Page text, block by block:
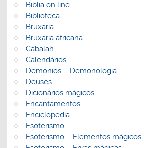
Biblia on line
Biblioteca
Bruxaria
Bruxaria africana
Cabalah
Calendários
Demónios – Demonologia
Deuses
Dicionários mágicos
Encantamentos
Enciclopedia
Esoterismo
Esoterismo – Elementos mágicos